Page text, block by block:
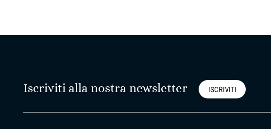
Iscriviti alla nostra newsletter ISCRIVITI